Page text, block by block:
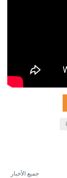
جميع الأخبار